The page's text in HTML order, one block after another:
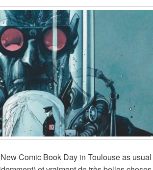
Comic Book Day in Toulouse as usual